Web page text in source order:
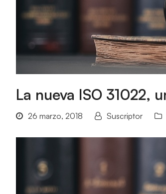
La nueva ISO 31022,
26 marzo, 2018 Suscriptor